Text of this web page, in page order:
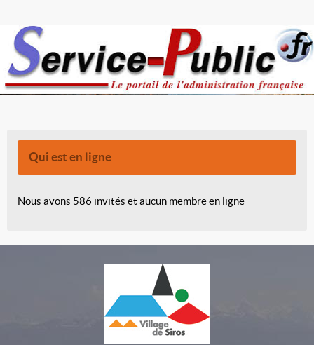
Qui est en ligne
Nous avons 586 invités et aucun membre en ligne